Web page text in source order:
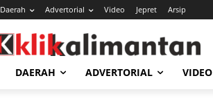
Daerah Advertorial Video Jepret Arsip
DAERAH ADVERTORIAL VIDEO